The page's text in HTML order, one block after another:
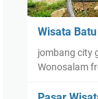
Wisata
jombang city
Wonosalam